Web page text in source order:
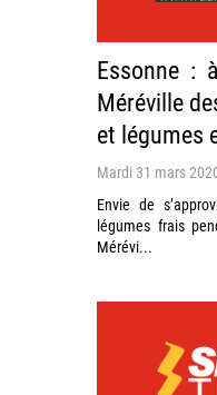
Essonne :
Méréville
et légumes
Mardi 31 mars
Envie de
légumes frais
Mérévi...